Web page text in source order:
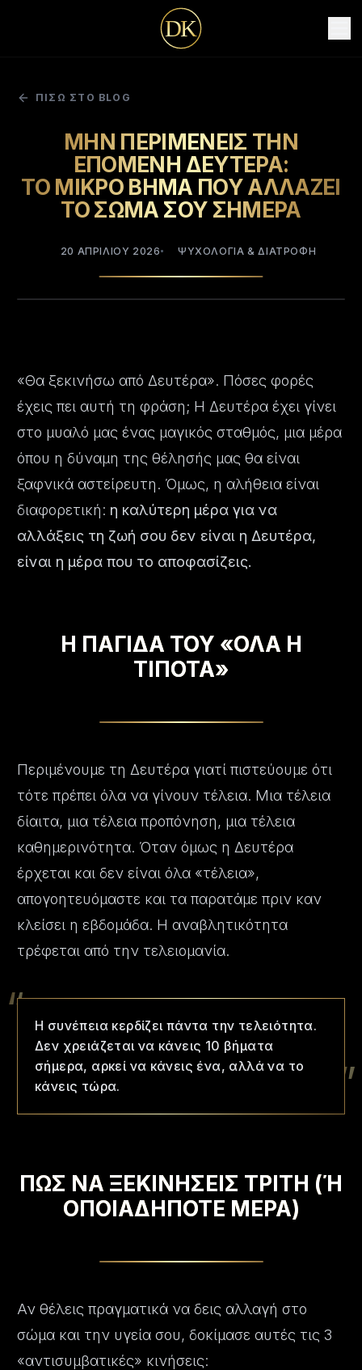
DK
ΠΙΣΩ ΣΤΟ BLOG
ΜΗΝ ΠΕΡΙΜΕΝΕΙΣ ΤΗΝ
ΕΠΟΜΕΝΗ ΔΕΥΤΕΡΑ:
ΤΟ ΜΙΚΡΟ ΒΗΜΑ ΠΟΥ ΑΛΛΑΖΕΙ
ΤΟ ΣΩΜΑ ΣΟΥ ΣΗΜΕΡΑ
20 ΑΠΡΙΛΊΟΥ 2026 ΨΥΧΟΛΟΓΙΑ & ΔΙΑΤΡΟΦΗ
«Θα ξεκινήσω από Δευτέρα». Πόσες φορές
έχεις πει αυτή τη φράση; Η Δευτέρα έχει γίνει
στο μυαλό μας ένας μαγικός σταθμός, μια μέρα
όπου η δύναμη της θέλησής μας θα είναι
ξαφνικά αστείρευτη. Όμως, η αλήθεια είναι
διαφορετική: η καλύτερη μέρα για να
αλλάξεις τη ζωή σου δεν είναι η Δευτέρα,
είναι η μέρα που το αποφασίζεις.
Η ΠΑΓΙΔΑ ΤΟΥ «ΟΛΑ Η
ΤΙΠΟΤΑ»
Περιμένουμε τη Δευτέρα γιατί πιστεύουμε ότι
τότε πρέπει όλα να γίνουν τέλεια. Μια τέλεια
δίαιτα, μια τέλεια προπόνηση, μια τέλεια
καθημερινότητα. Όταν όμως η Δευτέρα
έρχεται και δεν είναι όλα «τέλεια»,
απογοητευόμαστε και τα παρατάμε πριν καν
κλείσει η εβδομάδα. Η αναβλητικότητα
τρέφεται από την τελειομανία.
“
Η συνέπεια κερδίζει πάντα την τελειότητα.
Δεν χρειάζεται να κάνεις 10 βήματα
σήμερα, αρκεί να κάνεις ένα, αλλά να το
κάνεις τώρα.
”
ΠΩΣ ΝΑ ΞΕΚΙΝΗΣΕΙΣ ΤΡΙΤΗ (Ή
ΟΠΟΙΑΔΗΠΟΤΕ ΜΕΡΑ)
Αν θέλεις πραγματικά να δεις αλλαγή στο
σώμα και την υγεία σου, δοκίμασε αυτές τις 3
«αντισυμβατικές» κινήσεις: